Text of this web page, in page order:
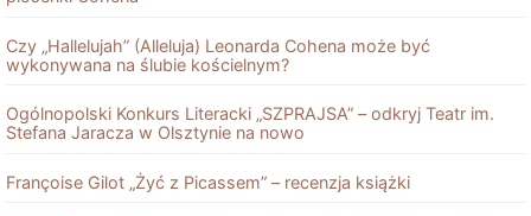
Czy „Hallelujah” (Alleluja) Leonarda Cohena może być
wykonywana na ślubie kościelnym?
Ogólnopolski Konkurs Literacki „SZPRAJSA” – odkryj Teatr im.
Stefana Jaracza w Olsztynie na nowo
Françoise Gilot „Żyć z Picassem” – recenzja książki